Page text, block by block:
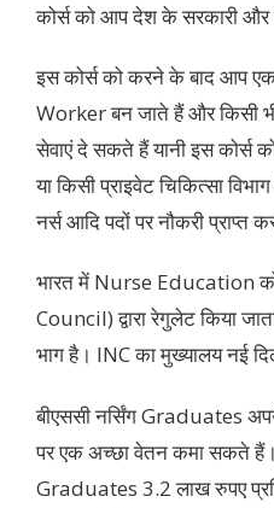
कोर्स को आप देश के सरकारी
इस कोर्स को करने के बाद आप
Worker बन जाते हैं और किसी
सेवाएं दे सकते हैं यानी इस
या किसी प्राइवेट चिकित्सा
नर्स आदि पदों पर नौकरी प्राप्त
भारत में Nurse Education
Council) द्वारा रेगुलेट किया
भाग है। INC का मुख्यालय नई
बीएससी नर्सिंग Graduates
पर एक अच्छा वेतन कमा सकते
Graduates 3.2 लाख रुपए